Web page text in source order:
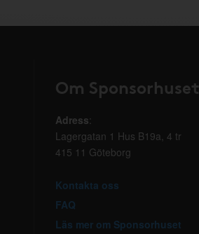
Om Sponsorhuset
Adress:
Lagergatan 1 Hus B19a, 4 tr
415 11 Göteborg
Kontakta oss
FAQ
Läs mer om Sponsorhuset